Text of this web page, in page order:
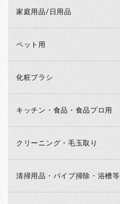
家庭用品/日用品
ペット用
化粧ブラシ
キッチン・食品・食品プロ用
クリーニング・毛玉取り
清掃用品・パイプ掃除・浴槽等